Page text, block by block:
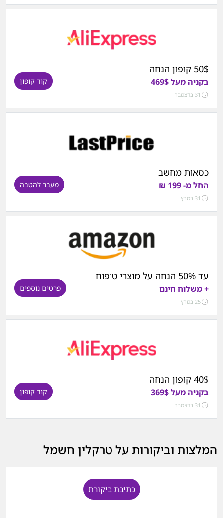
50$ קופון הנחה
בקניה מעל 469$
31 בדצמבר
קוד קופון
כסאות מחשב
החל מ- 199 ₪
31 במרץ
מעבר להטבה
עד 50% הנחה על מוצרי טיפוח
+ משלוח חינם
25 במרץ
פרטים נוספים
40$ קופון הנחה
בקניה מעל 369$
31 בדצמבר
קוד קופון
המלצות וביקורות על טרקלין חשמל
כתיבת ביקורת